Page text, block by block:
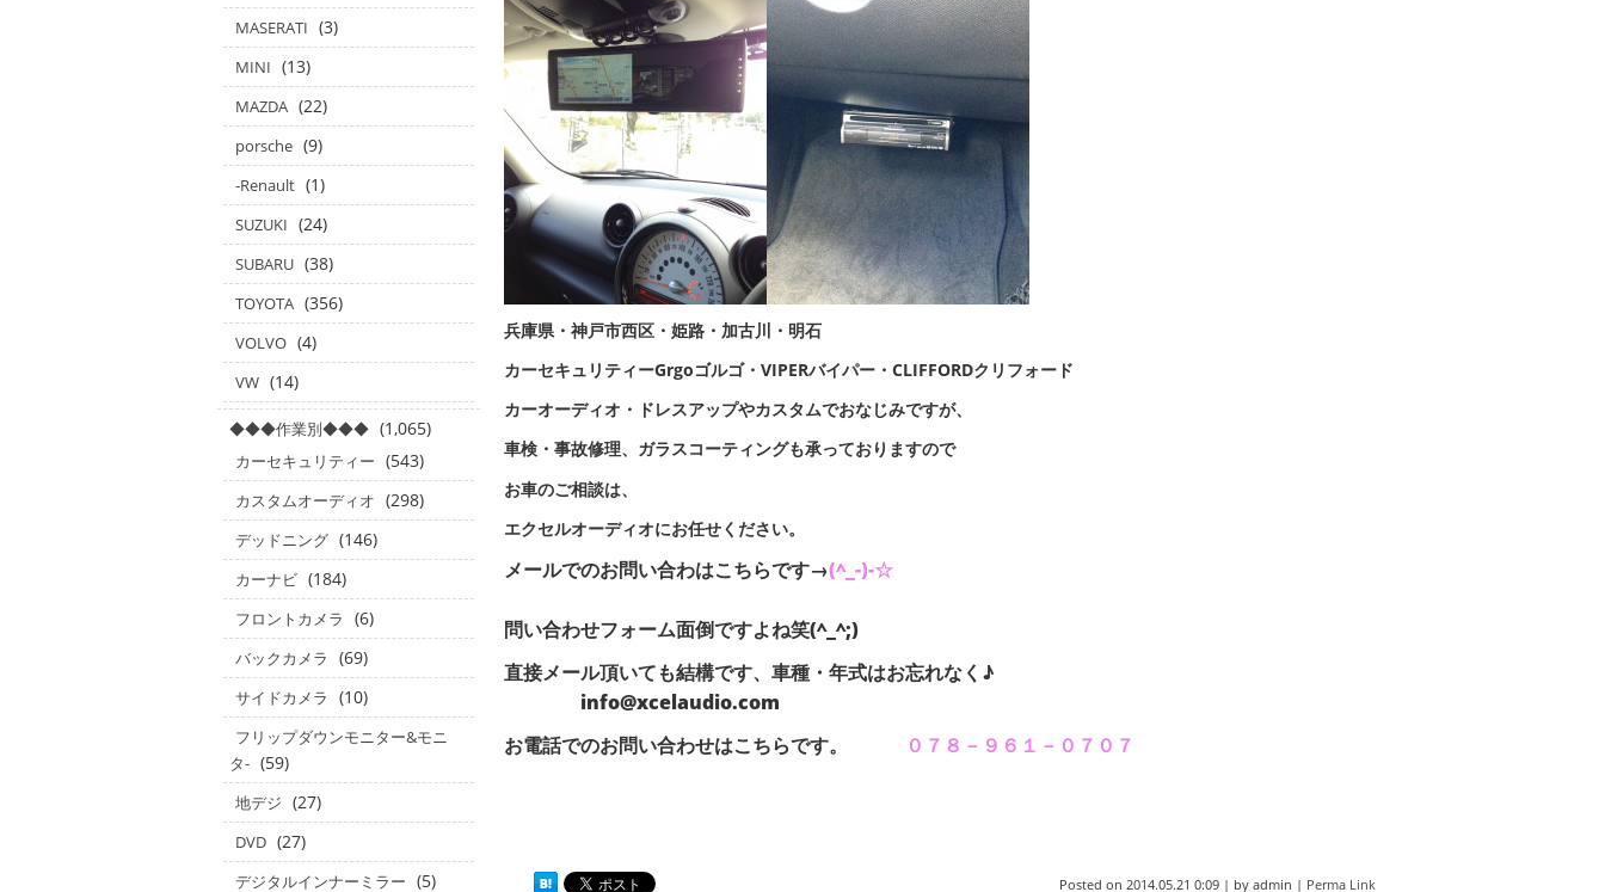
兵庫県・神戸市西区・姫路・加古川・明石
カーセキュリティーGrgoゴルゴ・VIPERバイパー・CLIFFORDクリフォード
カーオーディオ・ドレスアップやカスタムでおなじみですが、
車検・事故修理、ガラスコーティングも承っておりますので
お車のご相談は、
エクセルオーディオにお任せください。
メールでのお問い合わはこちらです→(^_-)-☆
問い合わせフォーム面倒ですよね笑(^_^;)
直接メール頂いても結構です、車種・年式はお忘れなく♪
info@xcelaudio.com
お電話でのお問い合わせはこちらです。
０７８－９６１－０７０７
Posted on 2014.05.21 0:09 | by admin | Perma Link
MASERATI (3)
MINI (13)
MAZDA (22)
porsche (9)
-Renault (1)
SUZUKI (24)
SUBARU (38)
TOYOTA (356)
VOLVO (4)
VW (14)
◆◆◆作業別◆◆◆ (1,065)
カーセキュリティー (543)
カスタムオーディオ (298)
デッドニング (146)
カーナビ (184)
フロントカメラ (6)
バックカメラ (69)
サイドカメラ (10)
フリップダウンモニター&モニ
タ‐ (59)
地デジ (27)
DVD (27)
デジタルインナーミラー (5)